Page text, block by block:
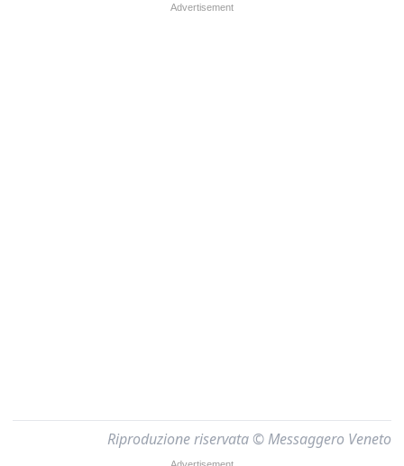
Riproduzione riservata © Messaggero Veneto